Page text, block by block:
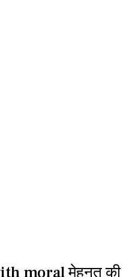
moral मेहनत की